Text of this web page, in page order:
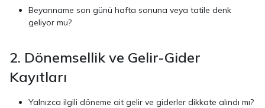
Beyanname son günü hafta sonuna veya tatile denk
geliyor mu?
2. Dönemsellik ve Gelir-Gider
Kayıtları
Yalnızca ilgili döneme ait gelir ve giderler dikkate alındı mı?